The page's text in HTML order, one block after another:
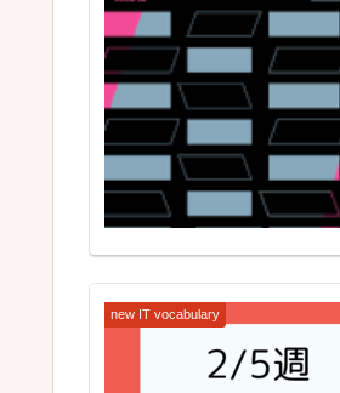
new IT vocabulary